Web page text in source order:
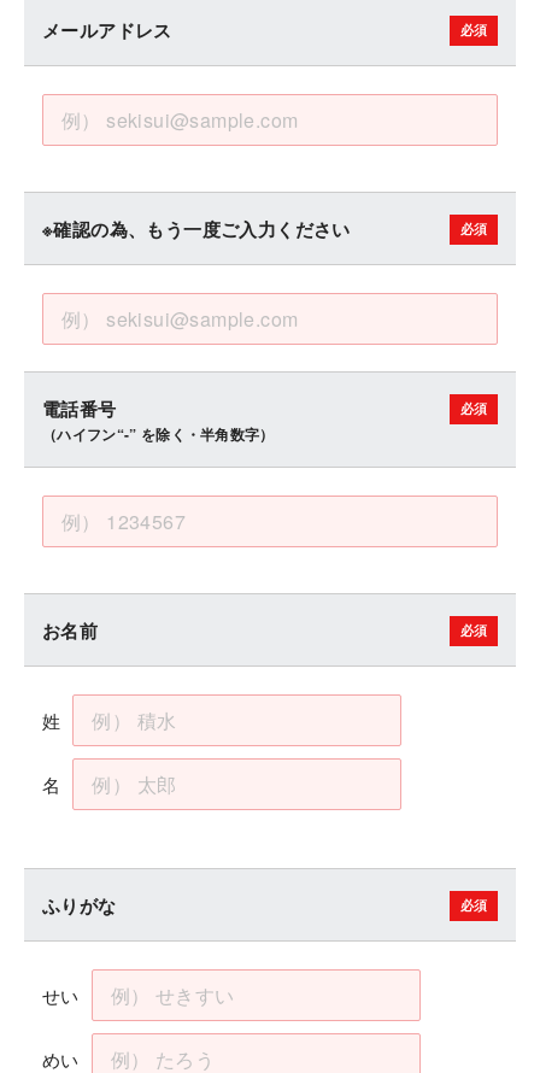
メールアドレス
※確認の為、もう一度ご入力ください
電話番号
（ハイフン“-” を除く・半角数字）
お名前
姓
名
ふりがな
せい
めい